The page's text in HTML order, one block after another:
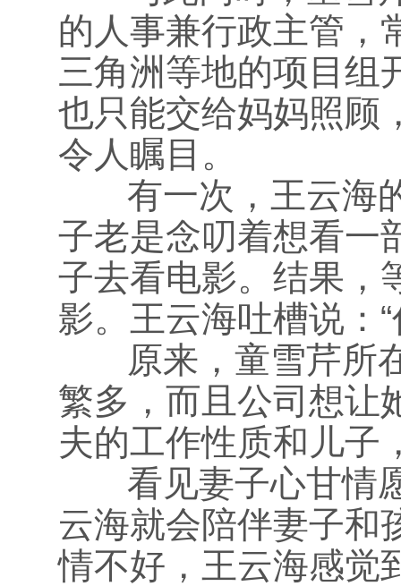
的人事兼行政主管，
三角洲等地的项目组
也只能交给妈妈照顾
令人瞩目。
有一次，王云海的
子老是念叨着想看一
子去看电影。结果，
影。王云海吐槽说：
原来，童雪芹所在
繁多，而且公司想让
夫的工作性质和儿子
看见妻子心甘情愿
云海就会陪伴妻子和
情不好，王云海感觉